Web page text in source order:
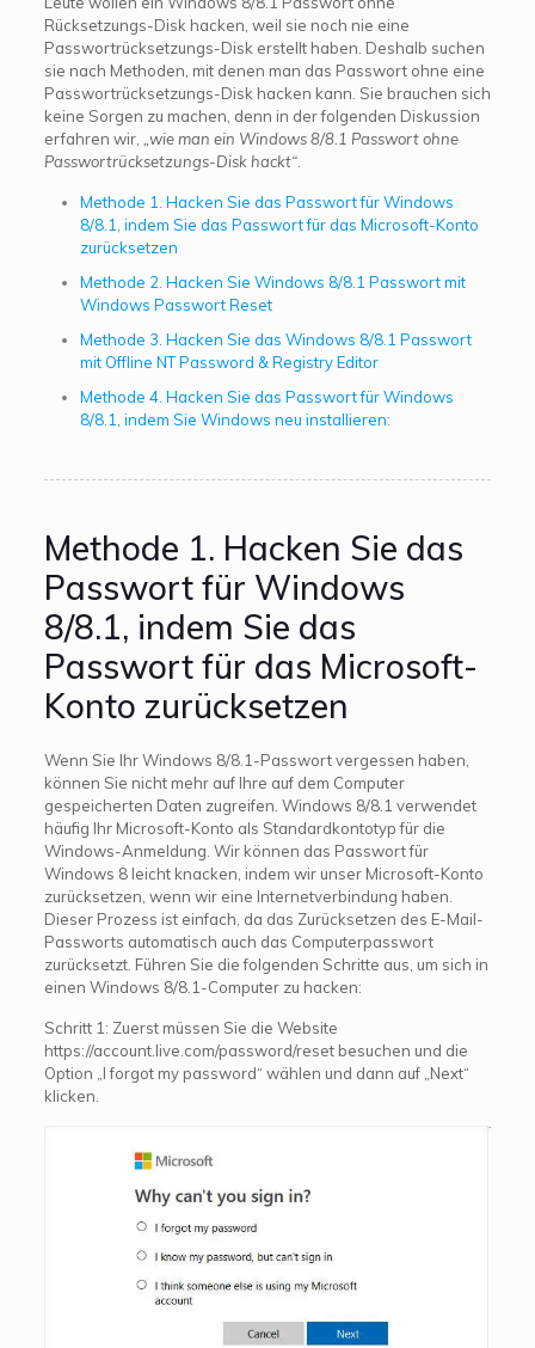
Rücksetzungs-Disk hacken, weil sie noch nie eine
Passwortrücksetzungs-Disk erstellt haben. Deshalb suchen
sie nach Methoden, mit denen man das Passwort ohne eine
Passwortrücksetzungs-Disk hacken kann. Sie brauchen sich
keine Sorgen zu machen, denn in der folgenden Diskussion
erfahren wir,
„wie man ein Windows 8/8.1 Passwort ohne
Passwortrücksetzungs-Disk hackt“.
Methode 1. Hacken Sie das Passwort für Windows
8/8.1, indem Sie das Passwort für das Microsoft-Konto
zurücksetzen
Methode 2. Hacken Sie Windows 8/8.1 Passwort mit
Windows Passwort Reset
Methode 3. Hacken Sie das Windows 8/8.1 Passwort
mit Offline NT Password & Registry Editor
Methode 4. Hacken Sie das Passwort für Windows
8/8.1, indem Sie Windows neu installieren:
Methode 1. Hacken Sie das
Passwort für Windows
8/8.1, indem Sie das
Passwort für das Microsoft-
Konto zurücksetzen
Wenn Sie Ihr Windows 8/8.1-Passwort vergessen haben,
können Sie nicht mehr auf Ihre auf dem Computer
gespeicherten Daten zugreifen. Windows 8/8.1 verwendet
häufig Ihr Microsoft-Konto als Standardkontotyp für die
Windows-Anmeldung. Wir können das Passwort für
Windows 8 leicht knacken, indem wir unser Microsoft-Konto
zurücksetzen, wenn wir eine Internetverbindung haben.
Dieser Prozess ist einfach, da das Zurücksetzen des E-Mail-
Passworts automatisch auch das Computerpasswort
zurücksetzt. Führen Sie die folgenden Schritte aus, um sich in
einen Windows 8/8.1-Computer zu hacken:
Schritt 1: Zuerst müssen Sie die Website
https://account.live.com/password/reset besuchen und die
Option „I forgot my password“ wählen und dann auf „Next“
klicken.